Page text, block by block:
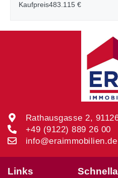
Kaufpreis483.115 €
Rathausgasse 2,
+49 (9122) 889 26 00
info@eraimmobilien.de
Links